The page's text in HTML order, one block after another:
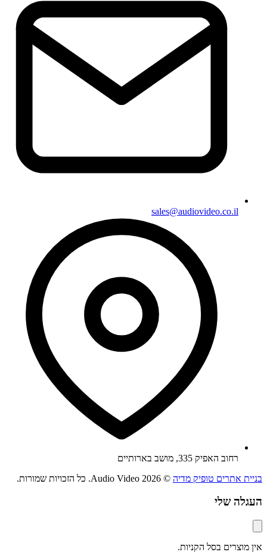
sales@audiovideo.co.il
רחוב האפיק 335, מושב בארותיים
בניית אתרים טופיק מדיה © 2026 Audio Video. כל הזכויות שמורות.
העגלה שלי
אין מוצרים בסל הקניות.